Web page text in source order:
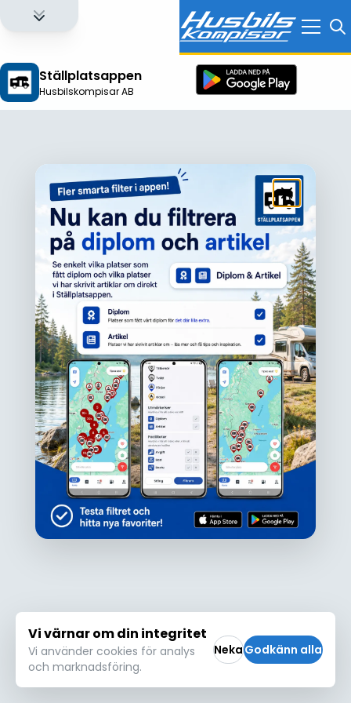
Ställplatsappen
Husbilskompisar AB
Ojdå!
Den här platsen hittades inte eller kunde
inte läsas in korrekt. Vänligen försök igen
Försök igen
Logga in för att få full tillgång till alla funktioner!
Vi värnar om din integritet
Vi använder cookies för analys
och marknadsföring.
NekaGodkänn alla